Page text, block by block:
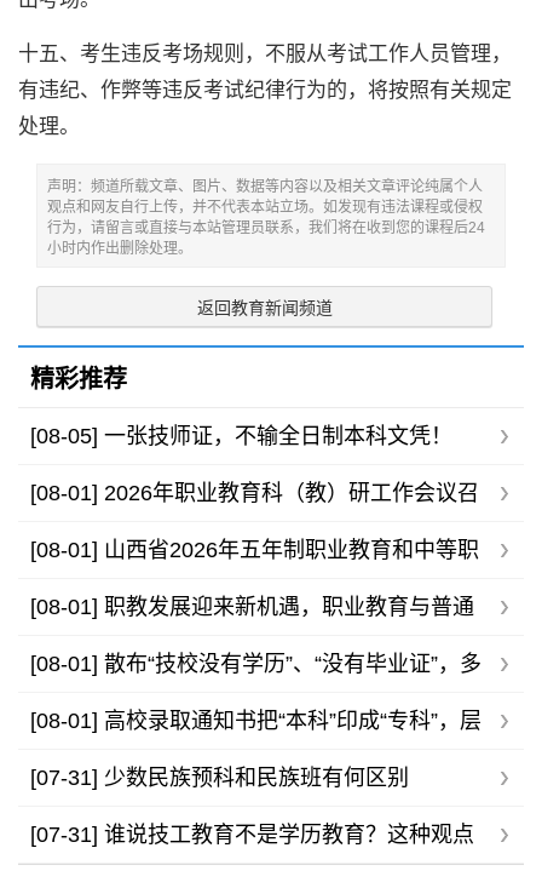
十五、考生违反考场规则，不服从考试工作人员管理，
有违纪、作弊等违反考试纪律行为的，将按照有关规定
处理。
声明：频道所载文章、图片、数据等内容以及相关文章评论纯属个人
观点和网友自行上传，并不代表本站立场。如发现有违法课程或侵权
行为，请留言或直接与本站管理员联系，我们将在收到您的课程后24
小时内作出删除处理。
返回教育新闻频道
精彩推荐
[08-05] 一张技师证，不输全日制本科文凭！
[08-01] 2026年职业教育科（教）研工作会议召
开，助力职教高质量发展
[08-01] 山西省2026年五年制职业教育和中等职
业学校录取最低控制分数线公告
[08-01] 职教发展迎来新机遇，职业教育与普通
高等教育不存在高下之分
[08-01] 散布“技校没有学历”、“没有毕业证”，多
家技工院校发布声明
[08-01] 高校录取通知书把“本科”印成“专科”，层
层审核为何还有疏漏？
[07-31] 少数民族预科和民族班有何区别
[07-31] 谁说技工教育不是学历教育？这种观点